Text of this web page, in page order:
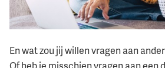
En wat zou jij willen vragen aan